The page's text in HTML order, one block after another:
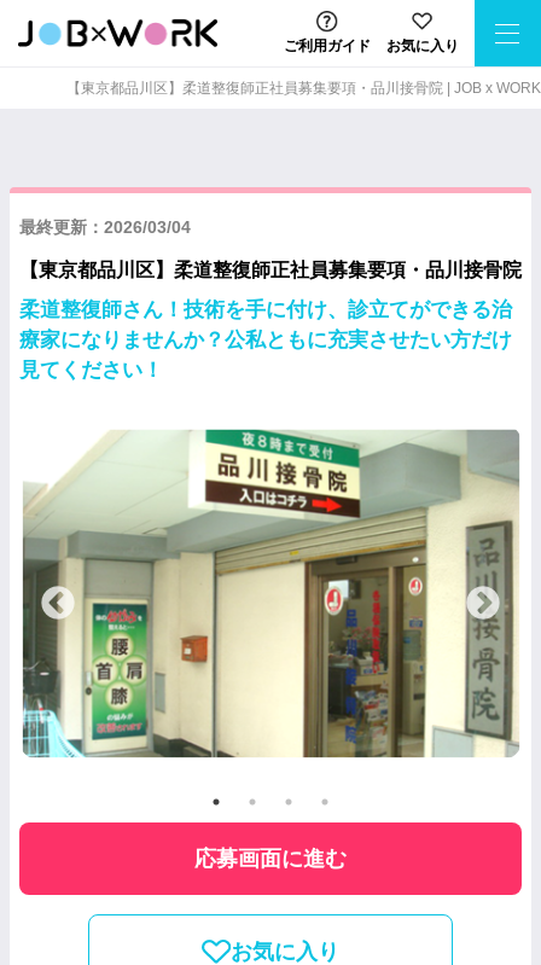
ご利用ガイド お気に入り
【東京都品川区】柔道整復師正社員募集要項・品川接骨院 | JOB x WORK
最終更新：2026/03/04
【東京都品川区】柔道整復師正社員募集要項・品川接骨院
柔道整復師さん！技術を手に付け、診立てができる治
療家になりませんか？公私ともに充実させたい方だけ
見てください！
応募画面に進む
お気に入り